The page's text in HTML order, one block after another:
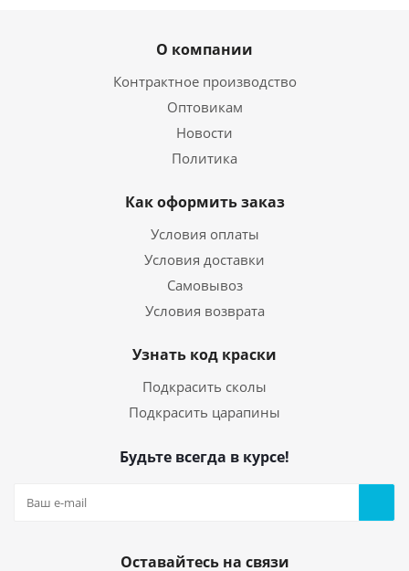
О компании
Контрактное производство
Оптовикам
Новости
Политика
Как оформить заказ
Условия оплаты
Условия доставки
Самовывоз
Условия возврата
Узнать код краски
Подкрасить сколы
Подкрасить царапины
Будьте всегда в курсе!
Оставайтесь на связи